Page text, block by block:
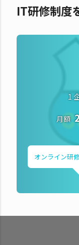
IT研修制度
1
月額
オンライン研